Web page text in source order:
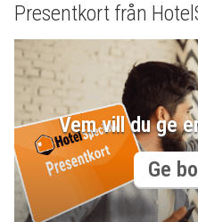
Presentkort från
Vem vill du ge
Ge